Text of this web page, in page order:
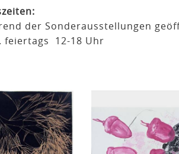
der Sonderausstellungen
feiertags 12-18 Uhr